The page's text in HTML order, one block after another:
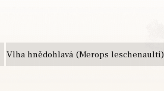
Vlha hnědohlavá (Merops leschenaulti)